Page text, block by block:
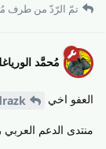
تمّ الرّدّ من طرف
مُحمَّد
العفو اخي
منتدى الدعم